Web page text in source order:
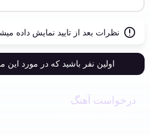
نظرات بعد از تایید نمایش داده
اولین نفر باشید که در مورد
درخواست آهنگ